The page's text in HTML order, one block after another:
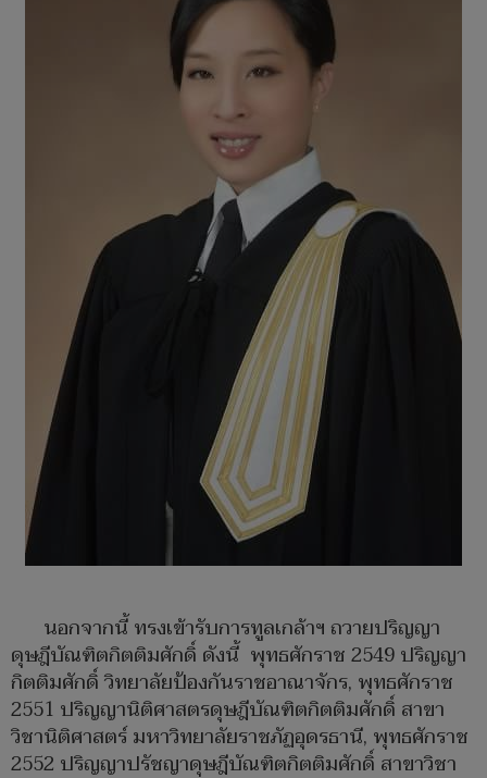
นอกจากนี้ ทรงเข้ารับการทูลเกล้าฯ ถวายปริญญา
ดุษฎีบัณฑิตกิตติมศักดิ์ ดังนี้ พุทธศักราช 2549 ปริญญา
กิตติมศักดิ์ วิทยาลัยป้องกันราชอาณาจักร, พุทธศักราช
2551 ปริญญานิติศาสตรดุษฎีบัณฑิตกิตติมศักดิ์ สาขา
วิชานิติศาสตร์ มหาวิทยาลัยราชภัฏอุดรธานี, พุทธศักราช
2552 ปริญญาปรัชญาดุษฎีบัณฑิตกิตติมศักดิ์ สาขาวิชา